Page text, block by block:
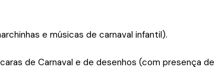
e músicas de carnaval infantil).
de Carnaval e de desenhos (com presença de